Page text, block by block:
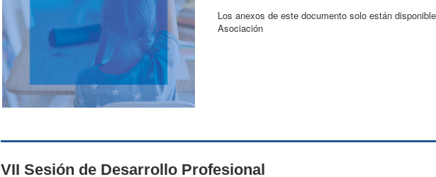
Los anexos de este documento solo están
Asociación
VII Sesión de Desarrollo Profesional